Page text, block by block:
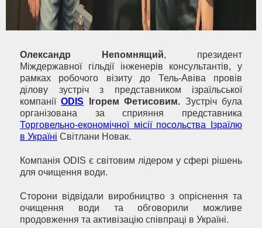
Олександр Непомнящий, президент
Міждержавної гільдії інженерів консультантів, у
рамках робочого візиту до Тель-Авіва провів
ділову зустріч з представником ізраїльської
компаніїODIS Ігорем Фетисовим. Зустріч була
організована за сприяння представника
Торговельно-економічної місії посольства Ізраїлю
в Україні Світлани Новак.
Компанія ODIS є світовим лідером у сфері рішень
для очищення води.
Сторони відвідали виробництво з опріснення та
очищення води та обговорили можливе
продовження та активізацію співпраці в Україні.